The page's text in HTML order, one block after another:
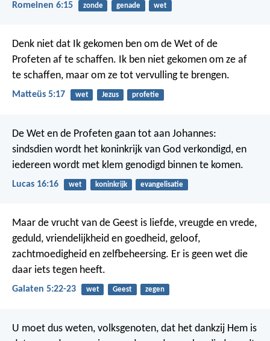
Romeinen 6:15 zonde genade wet
Denk niet dat Ik gekomen ben om de Wet of de
Profeten af te schaffen. Ik ben niet gekomen om ze af
te schaffen, maar om ze tot vervulling te brengen.
Matteüs 5:17 wet Jezus profetie
De Wet en de Profeten gaan tot aan Johannes:
sindsdien wordt het koninkrijk van God verkondigd, en
iedereen wordt met klem genodigd binnen te komen.
Lucas 16:16 wet koninkrijk evangelisatie
Maar de vrucht van de Geest is liefde, vreugde en vrede,
geduld, vriendelijkheid en goedheid, geloof,
zachtmoedigheid en zelfbeheersing. Er is geen wet die
daar iets tegen heeft.
Galaten 5:22-23 wet Geest zegen
U moet dus weten, volksgenoten, dat het dankzij Hem is